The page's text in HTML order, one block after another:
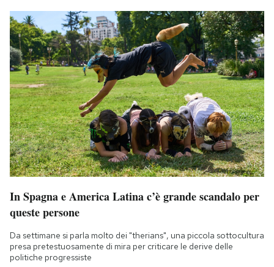
In Spagna e America Latina c’è grande scandalo per
queste persone
Da settimane si parla molto dei "therians", una piccola sottocultura
presa pretestuosamente di mira per criticare le derive delle
politiche progressiste